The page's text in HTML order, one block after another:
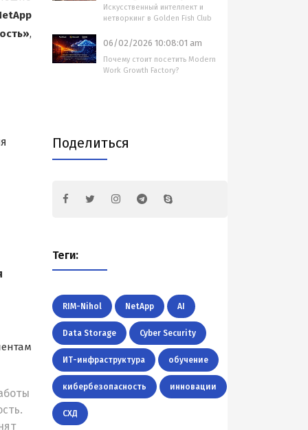
,
Искусственный интеллект и
нетворкинг в Golden Fish Club
06/02/2026 10:08:01 am
Почему стоит посетить Modern
Work Growth Factory?
Поделиться
Теги:
RIM-Nihol NetApp AI
Data Storage Cyber Security
ИТ-инфраструктура обучение
кибербезопасность инновации
СХД